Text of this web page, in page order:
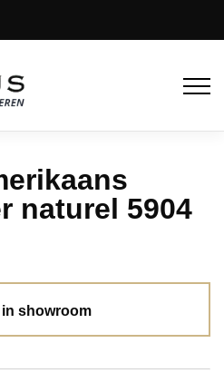
naturel 5904
in showroom